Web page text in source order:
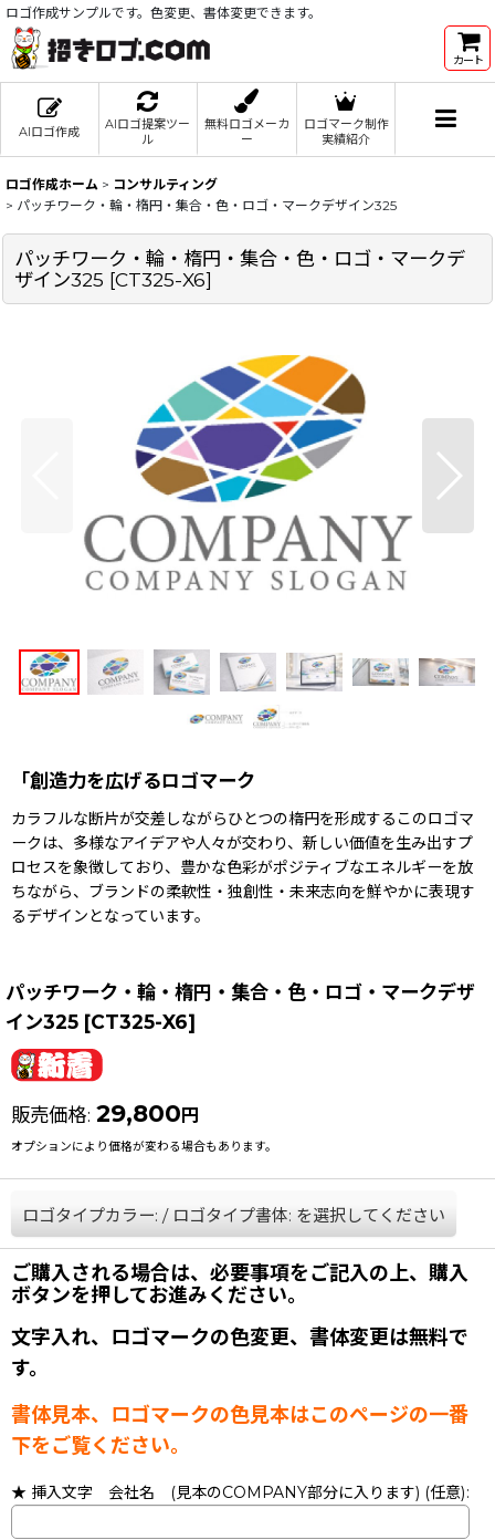
ロゴ作成サンプルです。色変更、書体変更できます。
カート
AIロゴ作成
AIロゴ提案ツー
ル
無料ロゴメーカ
ー
ロゴマーク制作
実績紹介
ロゴ作成ホーム > コンサルティング
> パッチワーク・輪・楕円・集合・色・ロゴ・マークデザイン325
パッチワーク・輪・楕円・集合・色・ロゴ・マークデ
ザイン325 [CT325-X6]
「創造力を広げるロゴマーク
カラフルな断片が交差しながらひとつの楕円を形成するこのロゴマ
ークは、多様なアイデアや人々が交わり、新しい価値を生み出すプ
ロセスを象徴しており、豊かな色彩がポジティブなエネルギーを放
ちながら、ブランドの柔軟性・独創性・未来志向を鮮やかに表現す
るデザインとなっています。
パッチワーク・輪・楕円・集合・色・ロゴ・マークデザ
イン325 [CT325-X6]
販売価格: 29,800 円
オプションにより価格が変わる場合もあります。
ロゴタイプカラー: / ロゴタイプ書体: を選択してください
ご購入される場合は、必要事項をご記入の上、購入
ボタンを押してお進みください。
文字入れ、ロゴマークの色変更、書体変更は無料で
す。
書体見本、ロゴマークの色見本はこのページの一番
下をご覧ください。
★ 挿入文字 会社名 (見本のCOMPANY部分に入ります) (任意):